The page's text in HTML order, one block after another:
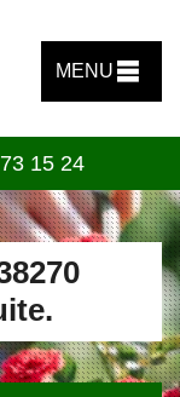
MENU
15 24